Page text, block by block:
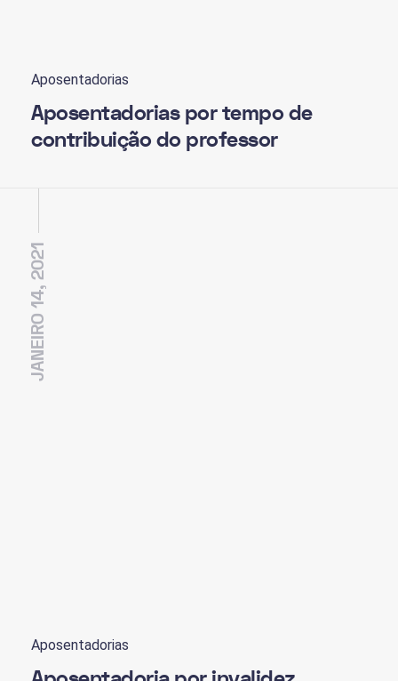
Aposentadorias
Aposentadorias por tempo de
contribuição do professor
JANEIRO 14, 2021
Aposentadorias